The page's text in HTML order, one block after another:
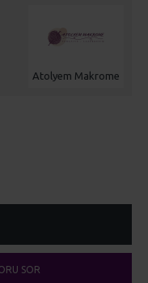
Atolyem Makrome
SOR